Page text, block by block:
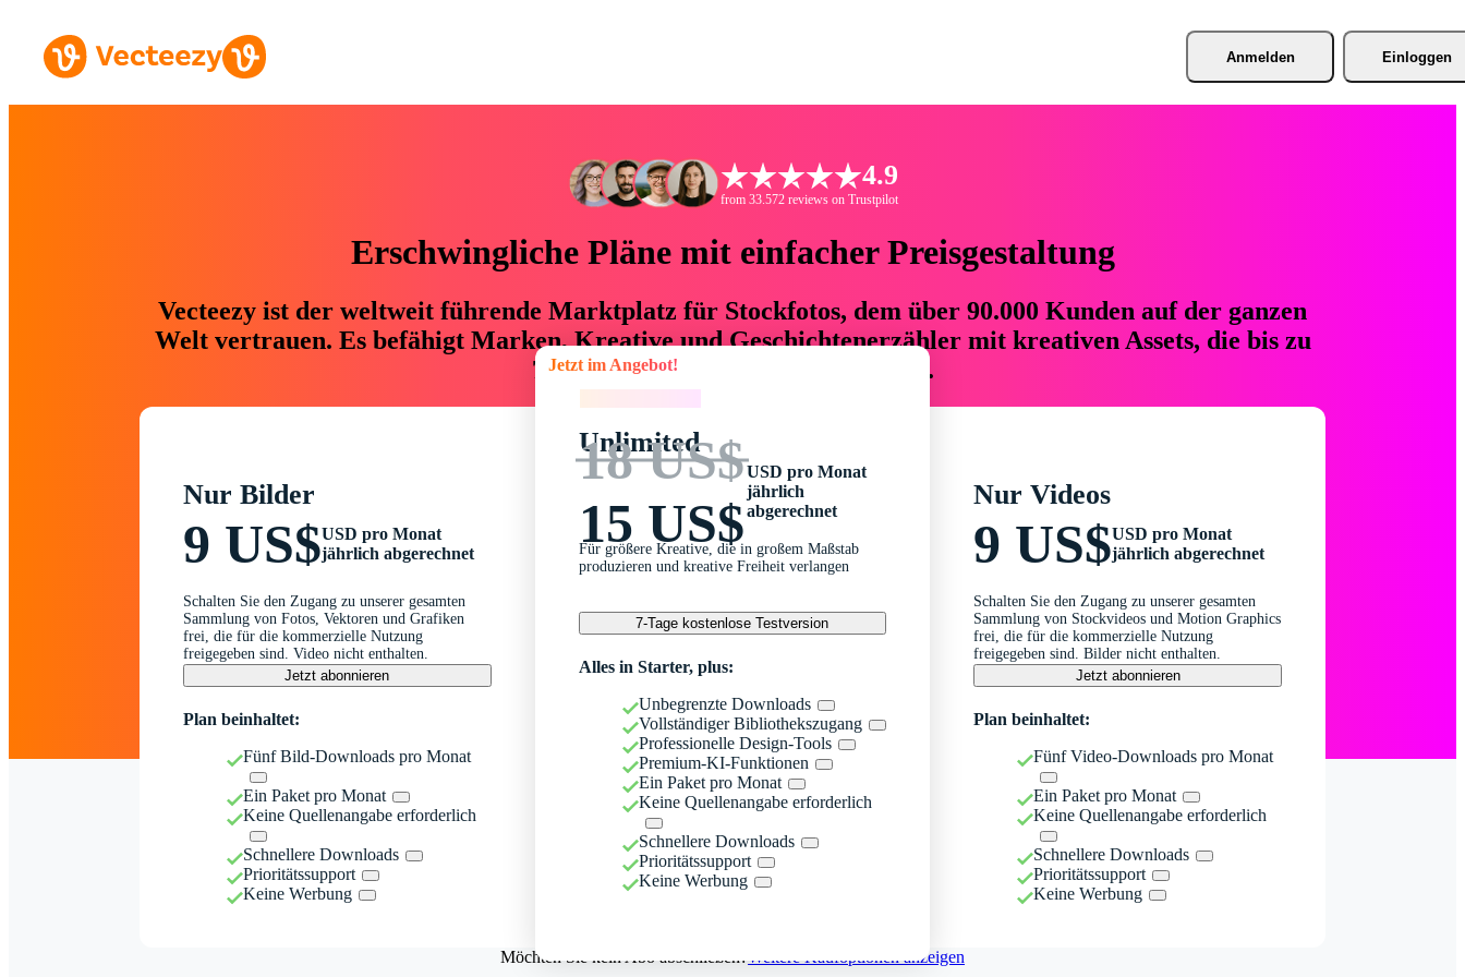
Anmelden Einloggen
4.9
from 33.572 reviews on Trustpilot
Erschwingliche Pläne mit einfacher Preisgestaltung
Vecteezy ist der weltweit führende Marktplatz für Stockfotos, dem über 90.000 Kunden auf der ganzen
Welt vertrauen. Es befähigt Marken, Kreative und Geschichtenerzähler mit kreativen Assets, die bis zu
76 % an Zeit und Budget einsparen.
Nur Bilder
9 US$USD pro Monat
jährlich abgerechnet
Schalten Sie den Zugang zu unserer gesamten
Sammlung von Fotos, Vektoren und Grafiken
frei, die für die kommerzielle Nutzung
freigegeben sind. Video nicht enthalten.
Jetzt abonnieren
Plan beinhaltet:
Fünf Bild-Downloads pro Monat
Ein Paket pro Monat
Keine Quellenangabe erforderlich
Schnellere Downloads
Prioritätssupport
Keine Werbung
Jetzt im Angebot!
Unlimited
18 US$
15 US$
USD pro Monat
jährlich
abgerechnet
Für größere Kreative, die in großem Maßstab
produzieren und kreative Freiheit verlangen
7-Tage kostenlose Testversion
Alles in Starter, plus:
Unbegrenzte Downloads
Vollständiger Bibliothekszugang
Professionelle Design-Tools
Premium-KI-Funktionen
Ein Paket pro Monat
Keine Quellenangabe erforderlich
Schnellere Downloads
Prioritätssupport
Keine Werbung
Nur Videos
9 US$USD pro Monat
jährlich abgerechnet
Schalten Sie den Zugang zu unserer gesamten
Sammlung von Stockvideos und Motion Graphics
frei, die für die kommerzielle Nutzung
freigegeben sind. Bilder nicht enthalten.
Jetzt abonnieren
Plan beinhaltet:
Fünf Video-Downloads pro Monat
Ein Paket pro Monat
Keine Quellenangabe erforderlich
Schnellere Downloads
Prioritätssupport
Keine Werbung
Möchten Sie kein Abo abschließen?Weitere Kaufoptionen anzeigen